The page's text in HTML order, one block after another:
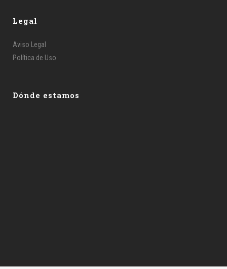
Legal
Aviso Legal
Política de Uso
Dónde estamos